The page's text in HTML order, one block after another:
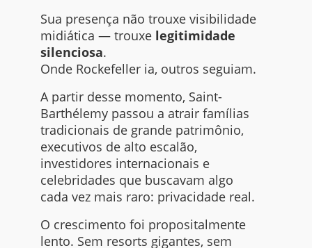
Sua presença não trouxe visibilidade
midiática — trouxe legitimidade
silenciosa.
Onde Rockefeller ia, outros seguiam.
A partir desse momento, Saint-
Barthélemy passou a atrair famílias
tradicionais de grande patrimônio,
executivos de alto escalão,
investidores internacionais e
celebridades que buscavam algo
cada vez mais raro: privacidade real.
O crescimento foi propositalmente
lento. Sem resorts gigantes, sem